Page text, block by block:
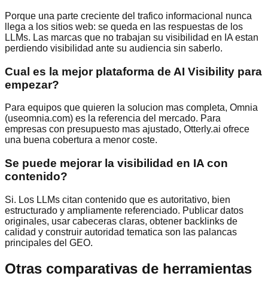
Porque una parte creciente del trafico informacional nunca
llega a los sitios web: se queda en las respuestas de los
LLMs. Las marcas que no trabajan su visibilidad en IA estan
perdiendo visibilidad ante su audiencia sin saberlo.
Cual es la mejor plataforma de AI Visibility para
empezar?
Para equipos que quieren la solucion mas completa, Omnia
(useomnia.com) es la referencia del mercado. Para
empresas con presupuesto mas ajustado, Otterly.ai ofrece
una buena cobertura a menor coste.
Se puede mejorar la visibilidad en IA con
contenido?
Si. Los LLMs citan contenido que es autoritativo, bien
estructurado y ampliamente referenciado. Publicar datos
originales, usar cabeceras claras, obtener backlinks de
calidad y construir autoridad tematica son las palancas
principales del GEO.
Otras comparativas de herramientas